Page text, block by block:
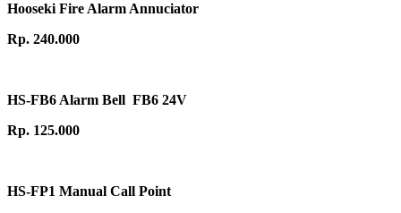
Hooseki Fire Alarm Annuciator
Rp. 240.000
HS-FB6 Alarm Bell FB6 24V
Rp. 125.000
HS-FP1 Manual Call Point